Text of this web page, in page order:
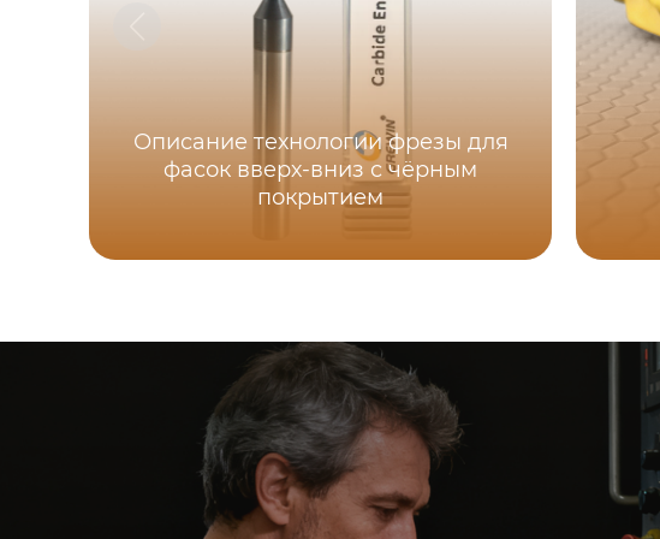
Описание технологии фрезы для
фасок вверх-вниз с чёрным
покрытием